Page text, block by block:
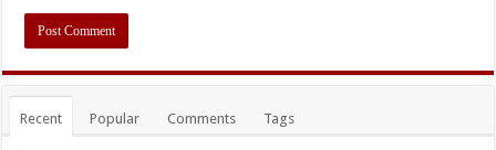
Recent Popular Comments Tags